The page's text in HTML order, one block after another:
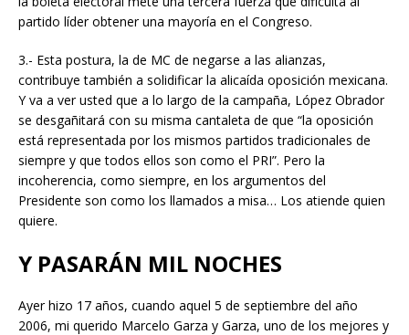
partido líder obtener una mayoría en el Congreso.
3.- Esta postura, la de MC de negarse a las alianzas,
contribuye también a solidificar la alicaída oposición mexicana.
Y va a ver usted que a lo largo de la campaña, López Obrador
se desgañitará con su misma cantaleta de que “la oposición
está representada por los mismos partidos tradicionales de
siempre y que todos ellos son como el PRI”. Pero la
incoherencia, como siempre, en los argumentos del
Presidente son como los llamados a misa… Los atiende quien
quiere.
Y PASARÁN MIL NOCHES
Ayer hizo 17 años, cuando aquel 5 de septiembre del año
2006, mi querido Marcelo Garza y Garza, uno de los mejores y